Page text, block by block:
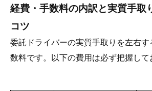
経費・手数料の内訳と実質手取
コツ
委託ドライバーの実質手取りを左右
数料です。以下の費用は必ず把握して